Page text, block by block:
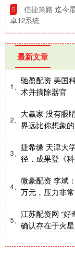
5
信捷策路 迄今
卓12系统
最新文章
1、
驰盈配资 美国
术并摘除器官
2、
大赢家 没有眼
界远比你想象
3、
捷希缘 天津大
径，成果登《科
4、
微豪配资 李斌
万元，压力非
5、
江苏配资网 “
确认存在于火星